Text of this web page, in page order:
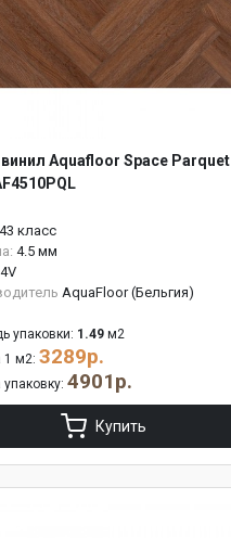
винил Aquafloor Space Parquet
43 класс
4.5 мм
4V
AquaFloor (Бельгия)
упаковки: 1.49 м2
1 м2: 3289р.
упаковку: 4901р.
Купить